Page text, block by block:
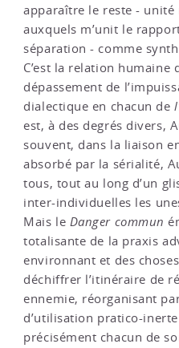
apparaître le reste - unité
auxquels m’unit le
séparation - comme
C’est la relation humaine
dépassement de
dialectique en chacun de
est, à des degrés divers,
souvent, dans la liaison
absorbé par la sérialité,
tous, tout au long d’un
inter-individuelles les
Mais le Danger commun
totalisante de la praxis
environnant et des
déchiffrer l’itinéraire de
ennemie, réorganisant
d’utilisation pratico-
précisément chacun de